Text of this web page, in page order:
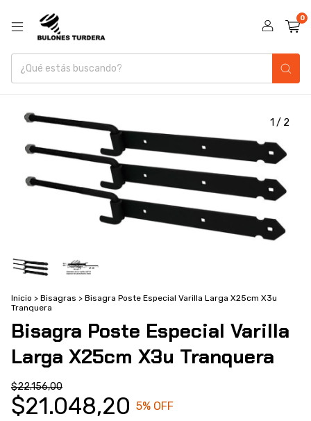
0
1 / 2
Inicio > Bisagras > Bisagra Poste Especial Varilla Larga X25cm X3u
Tranquera
Bisagra Poste Especial Varilla
Larga X25cm X3u Tranquera
$22.156,00
$21.048,20 5% OFF